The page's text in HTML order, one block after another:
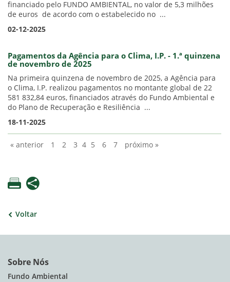
financiado pelo FUNDO AMBIENTAL, no valor de 5,3 milhões
de euros de acordo com o estabelecido no ...
02-12-2025
Pagamentos da Agência para o Clima, I.P. - 1.ª quinzena
de novembro de 2025
Na primeira quinzena de novembro de 2025, a Agência para
o Clima, I.P. realizou pagamentos no montante global de 22
581 832,84 euros, financiados através do Fundo Ambiental e
do Plano de Recuperação e Resiliência ...
18-11-2025
« anterior 1 2 3 4 5 6 7 próximo »
Voltar
Sobre Nós
Fundo Ambiental